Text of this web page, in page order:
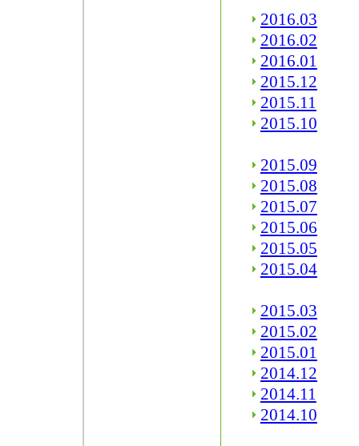
2016.03
2016.02
2016.01
2015.12
2015.11
2015.10
2015.09
2015.08
2015.07
2015.06
2015.05
2015.04
2015.03
2015.02
2015.01
2014.12
2014.11
2014.10